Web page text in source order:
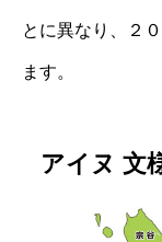
とに異なり、２
ます。
アイヌ 文